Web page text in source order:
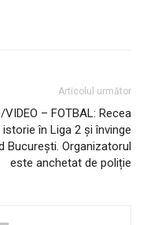
Articolul următor
VIDEO – FOTBAL: Recea
în Liga 2 și învinge
București. Organizatorul
este anchetat de poliție